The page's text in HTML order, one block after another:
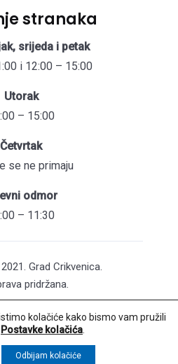
stranaka
srijeda i petak
i 12:00 – 15:00
Utorak
– 15:00
Četvrtak
se ne primaju
odmor
– 11:30
Grad Crikvenica.
pridržana.
mrežnih stranica
UNICITAS / Izrada:
Media™
kolačiće kako bismo vam pružili
Postavke kolačića
Odbijam kolačiće